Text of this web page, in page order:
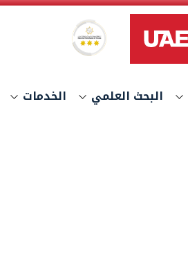
نظام النجوم العالمي
البحث العلمي الخدمات